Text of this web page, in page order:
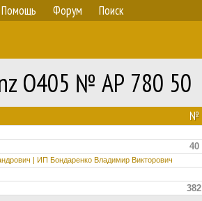
Помощь Форум Поиск
O405 № АР 780 50
№
40
| ИП Бондаренко Владимир Викторович
382